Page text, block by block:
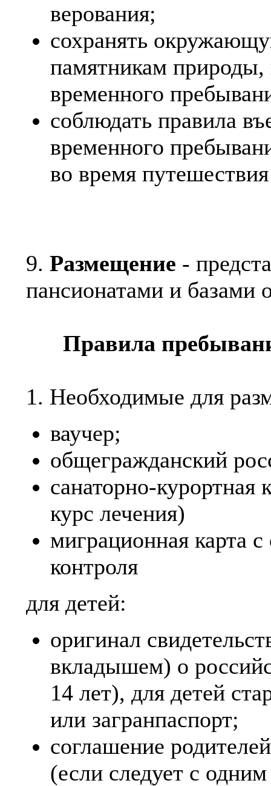
верования;
сохранять
памятникам природы,
временного
соблюдать правила
временного
во время
9. Размещение -
пансионатами и базами
Правила
1. Необходимые для
ваучер;
общегражданский
санаторно-
курс лечения)
миграционная карта
контроля
для детей:
оригинал
вкладышем) о
14 лет), для детей
или загранпаспорт;
соглашение
(если следует с